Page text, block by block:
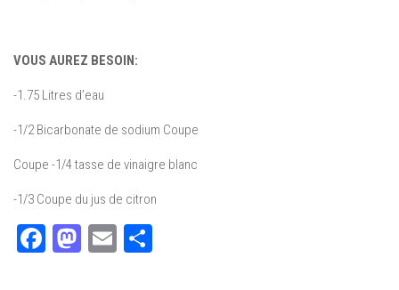
VOUS AUREZ BESOIN:
-1.75 Litres d’eau
-1/2 Bicarbonate de sodium Coupe
Coupe -1/4 tasse de vinaigre blanc
-1/3 Coupe du jus de citron
Facebook
Mastodon
Email